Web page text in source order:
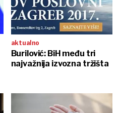
aktualno
Burilović: BiH među tri
najvažnija izvozna tržišta